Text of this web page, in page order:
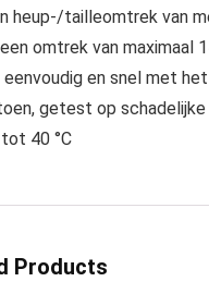
heup-/tailleomtrek van
omtrek van maximaal
en snel met
getest op
40 °C
Products